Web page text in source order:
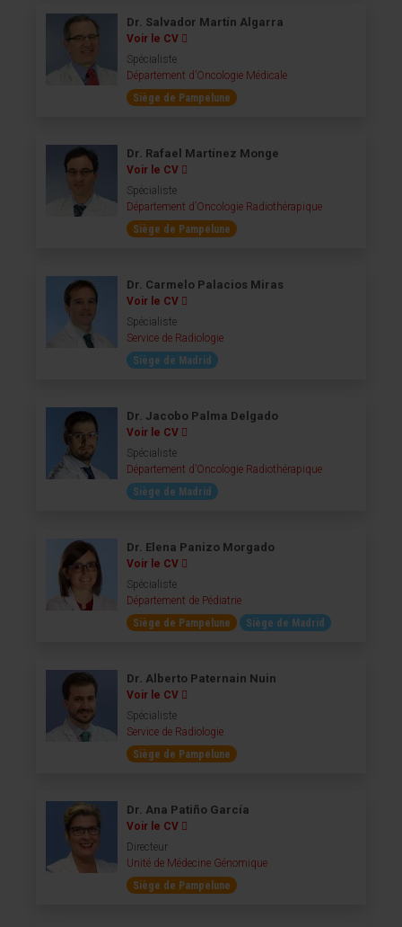
Dr. Salvador Martín Algarra
Voir le CV
Spécialiste
Département d’Oncologie Médicale
Siège de Pampelune
Dr. Rafael Martínez Monge
Voir le CV
Spécialiste
Département d’Oncologie Radiothérapique
Siège de Pampelune
Dr. Carmelo Palacios Miras
Voir le CV
Spécialiste
Service de Radiologie
Siège de Madrid
Dr. Jacobo Palma Delgado
Voir le CV
Spécialiste
Département d’Oncologie Radiothérapique
Siège de Madrid
Dr. Elena Panizo Morgado
Voir le CV
Spécialiste
Département de Pédiatrie
Siège de Pampelune
Siège de Madrid
Dr. Alberto Paternain Nuin
Voir le CV
Spécialiste
Service de Radiologie
Siège de Pampelune
Dr. Ana Patiño García
Voir le CV
Directeur
Unité de Médecine Génomique
Siège de Pampelune